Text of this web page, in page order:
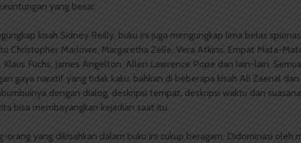
yang besar.
kisah Sidney Reilly, buku ini juga mengungkap lima belas
Christopher Marlowe, Margaretha Zelle, Vera Atkins, Empat Mata-
Klaus Fuchs, James Angelton, Allen Lawrence Pope dan lain-lain.
gaya naratif yang tidak kaku, bahkan di beberapa kisah Ali Zaenal dan
dengan dialog, deskripsi tempat, deskripsi waktu dan
bisa membayangkan kejadian saat itu.
orang yang dikisahkan dalam buku ini cukup beragam. Didominasi oleh